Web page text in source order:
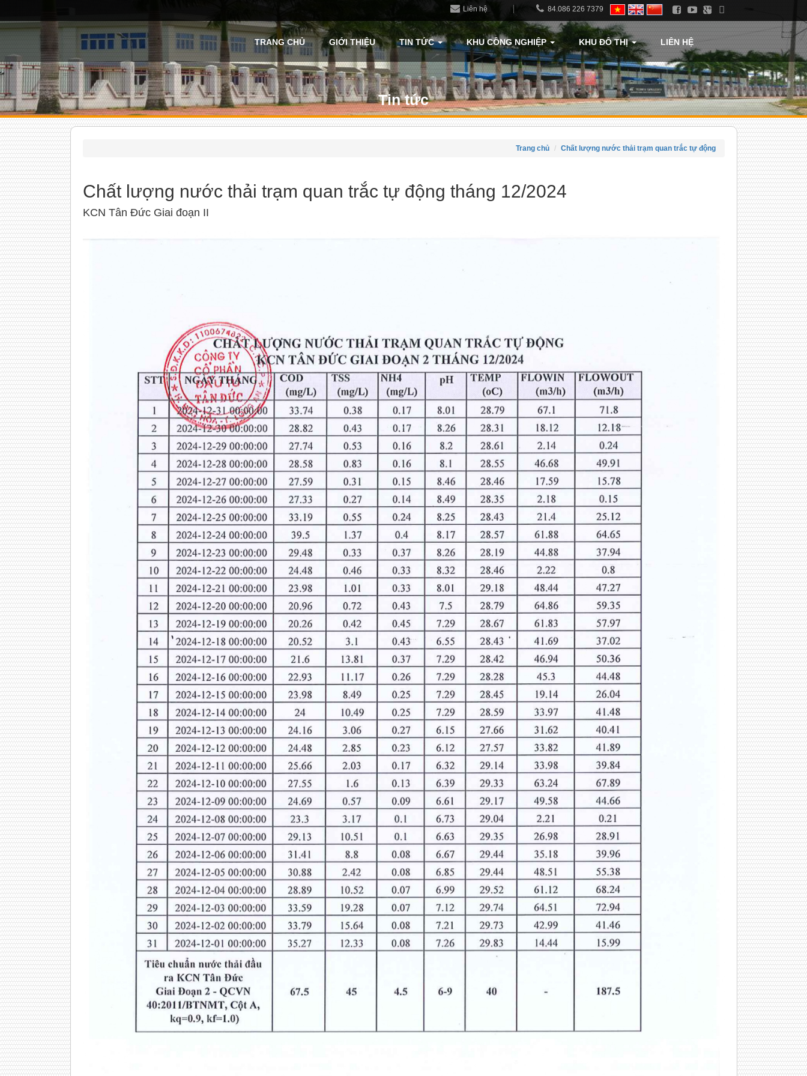
Liên hệ 84.086 226 7379
TRANG CHỦ GIỚI THIỆU TIN TỨC KHU CÔNG NGHIỆP KHU ĐÔ THỊ LIÊN HỆ
Tin tức
Trang chủ Chất lượng nước thải trạm quan trắc tự động
Chất lượng nước thải trạm quan trắc tự động tháng 12/2024
KCN Tân Đức Giai đoạn II